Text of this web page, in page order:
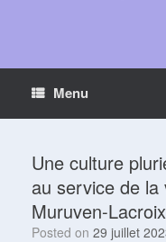
Menu
Une culture
au service de
Muruven-Lacroix
Posted on 29 juillet